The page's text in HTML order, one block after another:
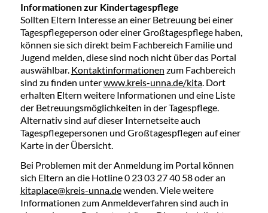
Informationen zur Kindertagespflege
Sollten Eltern Interesse an einer Betreuung bei einer
Tagespflegeperson oder einer Großtagespflege haben,
können sie sich direkt beim Fachbereich Familie und
Jugend melden, diese sind noch nicht über das Portal
auswählbar. Kontaktinformationen zum Fachbereich
sind zu finden unterwww.kreis-unna.de/kita. Dort
erhalten Eltern weitere Informationen und eine Liste
der Betreuungsmöglichkeiten in der Tagespflege.
Alternativ sind auf dieser Internetseite auch
Tagespflegepersonen und Großtagespflegen auf einer
Karte in der Übersicht.
Bei Problemen mit der Anmeldung im Portal können
sich Eltern an die Hotline 0 23 03 27 40 58 oder an
kitaplace@kreis-unna.dewenden. Viele weitere
Informationen zum Anmeldeverfahren sind auch in